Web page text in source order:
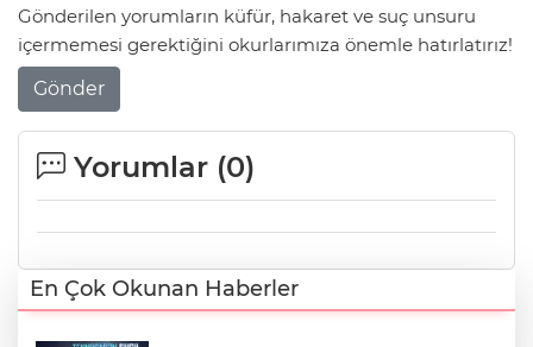
Gönderilen yorumların küfür, hakaret ve suç unsuru
içermemesi gerektiğini okurlarımıza önemle hatırlatırız!
Gönder
Yorumlar (0)
En Çok Okunan Haberler